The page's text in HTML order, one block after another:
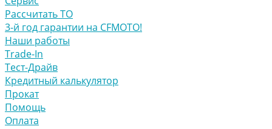
Рассчитать ТО
3-й год гарантии на CFMOTO!
Наши работы
Trade-In
Тест-Драйв
Кредитный калькулятор
Прокат
Помощь
Оплата